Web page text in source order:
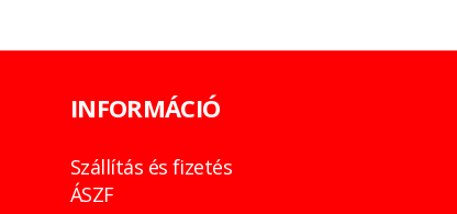
INFORMÁCIÓ
Szállítás és fizetés
ÁSZF